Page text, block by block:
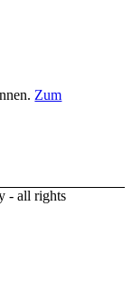
Zum
- all rights